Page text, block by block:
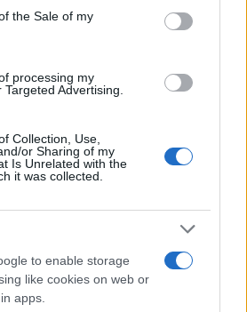
the Sale of my
processing my
Advertising.
Collection, Use,
or Sharing of my
Is Unrelated with the
it was collected.
to enable storage
like cookies on web or
apps.
in un vantaggio competitivo